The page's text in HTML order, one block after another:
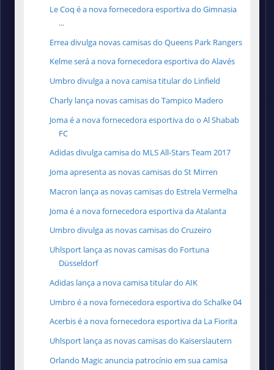
Le Coq é a nova fornecedora esportiva do Gimnasia
...
Errea divulga novas camisas do Queens Park Rangers
Kelme será a nova fornecedora esportiva do Alavés
Umbro divulga a nova camisa titular do Linfield
Charly lança novas camisas do Tampico Madero
Joma é a nova fornecedora esportiva do o Al Shabab
FC
Adidas divulga camisa do MLS All-Stars Team 2017
Joma apresenta as novas camisas do St Mirren
Macron lança as novas camisas do Estrela Vermelha
Joma é a nova fornecedora esportiva da Atalanta
Umbro divulga as novas camisas do Cruzeiro
Uhlsport lança as novas camisas do Fortuna
Düsseldorf
Adidas lança a nova camisa titular do AIK
Umbro é a nova fornecedora esportiva do Schalke 04
Acerbis é a nova fornecedora esportiva da La Fiorita
Uhlsport lança as novas camisas do Kaiserslautern
Orlando Magic anuncia patrocínio em sua camisa